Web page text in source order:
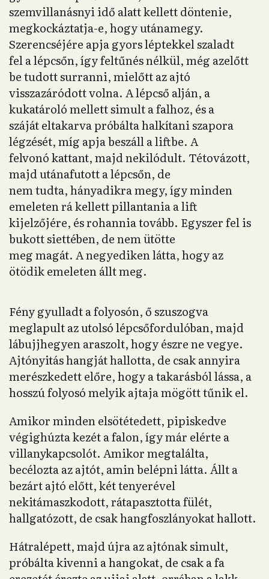
szemvillanásnyi idő alatt kellett döntenie,
megkockáztatja-e, hogy utánamegy.
Szerencséjére apja gyors léptekkel szaladt
fel a lépcsőn, így feltűnés nélkül, még azelőtt
be tudott surranni, mielőtt az ajtó
visszazáródott volna. A lépcső alján, a
kukatároló mellett simult a falhoz, és a
száját eltakarva próbálta halkítani szapora
légzését, míg apja beszáll a liftbe. A
felvonó kattant, majd nekilódult. Tétovázott,
majd utánafutott a lépcsőn, de
nem tudta, hányadikra megy, így minden
emeleten rá kellett pillantania a lift
kijelzőjére, és rohannia tovább. Egyszer fel is
bukott siettében, de nem ütötte
meg magát. A negyediken látta, hogy az
ötödik emeleten állt meg.
Fény gyulladt a folyosón, ő szuszogva
meglapult az utolsó lépcsőfordulóban, majd
lábujjhegyen araszolt, hogy észre ne vegye.
Ajtónyitás hangját hallotta, de csak annyira
merészkedett előre, hogy a takarásból lássa, a
hosszú folyosó melyik ajtaja mögött tűnik el.
Amikor minden elsötétedett, pipiskedve
végighúzta kezét a falon, így már elérte a
villanykapcsolót. Amikor megtalálta,
becélozta az ajtót, amin belépni látta. Állt a
bezárt ajtó előtt, két tenyerével
nekitámaszkodott, rátapasztotta fülét,
hallgatózott, de csak hangfoszlányokat hallott.
Hátralépett, majd újra az ajtónak simult,
próbálta kivenni a hangokat, de csak a fa